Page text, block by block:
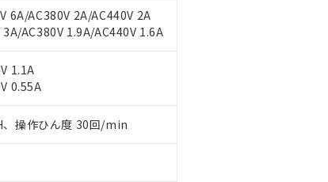
6A/AC380V 2A/AC440V 2A
AC380V 1.9A/AC440V 1.6A
1.1A
0.55A
操作ひん度 30回/min
販売ネットワーク
」をご確認ください。
承諾なく第三者に漏洩または開示しないようお願いしま
をご利用いただくには、I-Webメンバーズにご登録され
れた部品リストについて、当社および当社の共同利用者
の取引・商談に必要な範囲で利用することをご了承くだ
後することがあります。
きます。
であることを示します。
に漏えいし、環境に深刻な影響を及ぼさない年数を意
、上記1、2および3の内容を当該第三者に通知します。
者が違法に輸出するおそれがある場合は、取り引きをい
キャンセル
い)